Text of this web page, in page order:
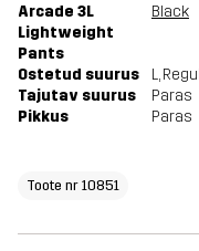
Arcade 3L
Lightweight
Pants
Black
Ostetud suurus L,
Tajutav suurus
Paras
Pikkus
Paras
Toote nr 10851